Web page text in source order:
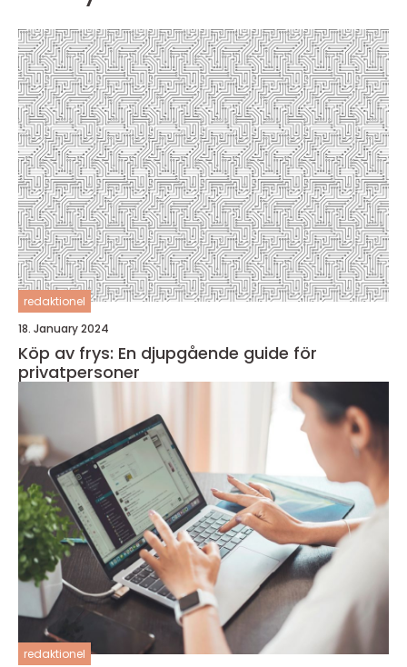
redaktionel
18. January 2024
Köp av frys: En djupgående guide för
privatpersoner
redaktionel